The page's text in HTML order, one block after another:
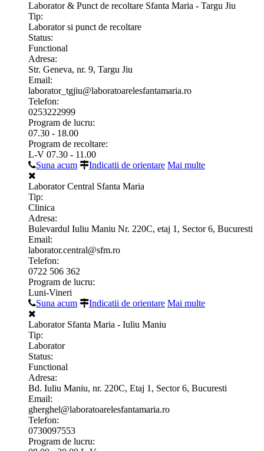
Laborator & Punct de recoltare Sfanta Maria - Targu Jiu
Tip:
Laborator si punct de recoltare
Status:
Functional
Adresa:
Str. Geneva, nr. 9, Targu Jiu
Email:
laborator_tgjiu@laboratoarelesfantamaria.ro
Telefon:
0253222999
Program de lucru:
07.30 - 18.00
Program de recoltare:
L-V 07.30 - 11.00
Suna acum
Indicatii de orientare Mai multe
Laborator Central Sfanta Maria
Tip:
Clinica
Adresa:
Bulevardul Iuliu Maniu Nr. 220C, etaj 1, Sector 6, Bucuresti
Email:
laborator.central@sfm.ro
Telefon:
0722 506 362
Program de lucru:
Luni-Vineri
Suna acum
Indicatii de orientare Mai multe
Laborator Sfanta Maria - Iuliu Maniu
Tip:
Laborator
Status:
Functional
Adresa:
Bd. Iuliu Maniu, nr. 220C, Etaj 1, Sector 6, Bucuresti
Email:
gherghel@laboratoarelesfantamaria.ro
Telefon:
0730097553
Program de lucru: